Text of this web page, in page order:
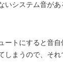
いシステム音が
ートにすると音
しまうので、それ